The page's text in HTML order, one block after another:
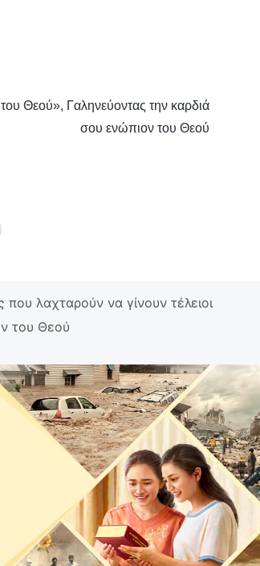
Θεού», Γαληνεύοντας την καρδιά
σου ενώπιον του Θεού
λαχταρούν να γίνουν τέλειοι
του Θεού